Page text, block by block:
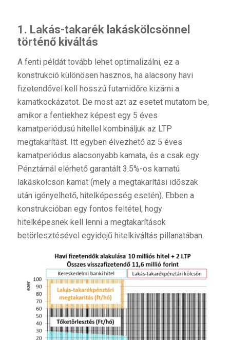
1. Lakás-takarék lakáskölcsönnel
történő kiváltás
A fenti példát tovább lehet optimalizálni, ez a
konstrukció különösen hasznos, ha alacsony havi
fizetendővel kell hosszú futamidőre kizárni a
kamatkockázatot. De most azt az esetet mutatom be,
amikor a fentiekhez képest egy 5 éves
kamatperiódusú hitellel kombináljuk az LTP
megtakarítást. Itt egyben élvezhető az 5 éves
kamatperiódus alacsonyabb kamata, és a csak egy
Pénztárnál elérhető garantált 3.5%-os kamatú
lakáskölcsön kamat (mely a megtakarítási időszak
után igényelhető, hitelképesség esetén). Ebben a
konstrukcióban egy fontos feltétel, hogy
hitelképesnek kell lenni a megtakarítások
betörlesztésével egyidejű hitelkiváltás pillanatában.